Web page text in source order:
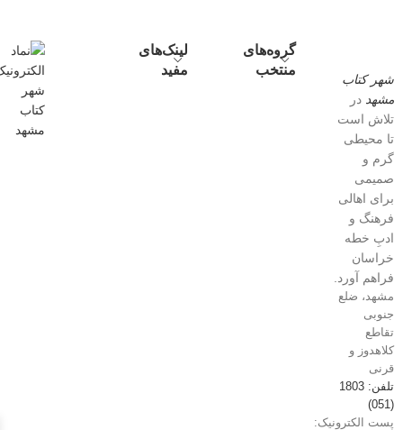
شهر کتاب
مشهد در
تلاش است
تا محیطی
گرم و
صمیمی
برای اهالی
فرهنگ و
ادبِ خطه
خراسان
فراهم آورد.
مشهد، ضلع
جنوبی
تقاطع
کلاهدوز و
قرنی
تلفن: 1803
(051)
پست الکترونیک:
گروه‌های
منتخب
لینک‌های
مفید